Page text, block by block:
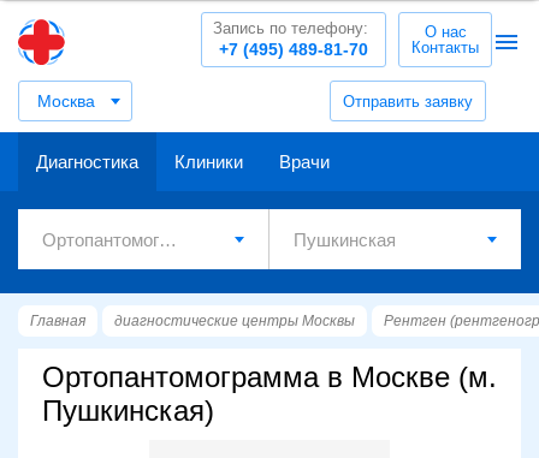
Москва Отправить заявку
+7 (495) 489-81-70
Запись по телефону:
О нас
Контакты
Диагностика Клиники Врачи
Главная диагностические центры Москвы Рентген
Ортопантомограмма в Москве (м.
Пушкинская)